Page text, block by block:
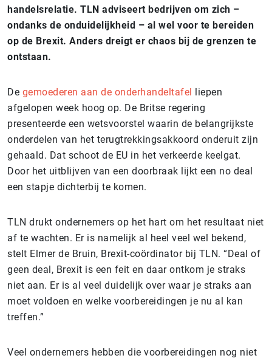
handelsrelatie. TLN adviseert bedrijven om zich –
ondanks de onduidelijkheid – al wel voor te bereiden
op de Brexit. Anders dreigt er chaos bij de grenzen te
ontstaan.
De gemoederen aan de onderhandeltafel liepen
afgelopen week hoog op. De Britse regering
presenteerde een wetsvoorstel waarin de belangrijkste
onderdelen van het terugtrekkingsakkoord onderuit zijn
gehaald. Dat schoot de EU in het verkeerde keelgat.
Door het uitblijven van een doorbraak lijkt een no deal
een stapje dichterbij te komen.
TLN drukt ondernemers op het hart om het resultaat niet
af te wachten. Er is namelijk al heel veel wel bekend,
stelt Elmer de Bruin, Brexit-coördinator bij TLN. “Deal of
geen deal, Brexit is een feit en daar ontkom je straks
niet aan. Er is al veel duidelijk over waar je straks aan
moet voldoen en welke voorbereidingen je nu al kan
treffen.”
Veel ondernemers hebben die voorbereidingen nog niet